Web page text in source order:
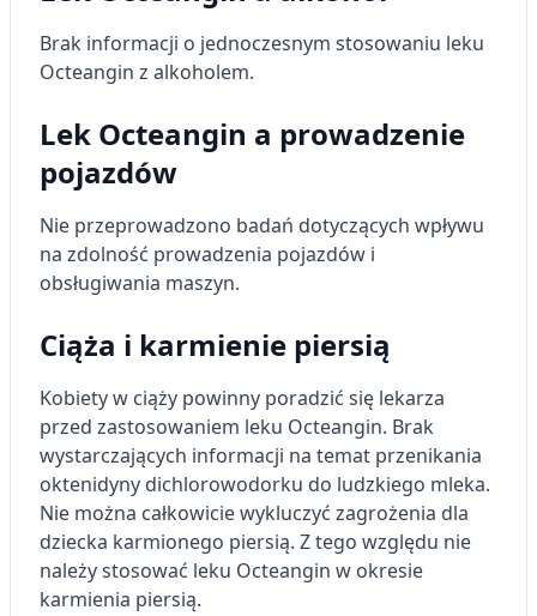
Brak informacji o jednoczesnym stosowaniu leku
Octeangin z alkoholem.
Lek Octeangin a prowadzenie
pojazdów
Nie przeprowadzono badań dotyczących wpływu
na zdolność prowadzenia pojazdów i
obsługiwania maszyn.
Ciąża i karmienie piersią
Kobiety w ciąży powinny poradzić się lekarza
przed zastosowaniem leku Octeangin. Brak
wystarczających informacji na temat przenikania
oktenidyny dichlorowodorku do ludzkiego mleka.
Nie można całkowicie wykluczyć zagrożenia dla
dziecka karmionego piersią. Z tego względu nie
należy stosować leku Octeangin w okresie
karmienia piersią.
Pomiar efektywności reklam
Pomiar efektywności treści
Rozumienie odbiorców dzięki statystyce lub
kombinacji danych z różnych źródeł
Rozwój i ulepszanie usług
Wykorzystywanie ograniczonych danych do
Funkcje specjalne IAB:
Użycie dokładnych danych
geolokalizacyjnych
Identyfikowanie urządzeń na podstawie
aktywnie żądanych informacji
Cele przetwarzania inne niż IAB:
Niezbędne
Wydajność (Performance)